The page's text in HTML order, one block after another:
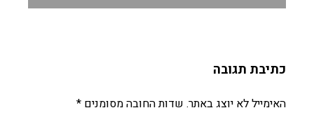
כתיבת תגובה
האימייל לא יוצג באתר. שדות החובה מסומנים *